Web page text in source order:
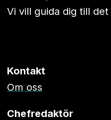
Vi vill guida dig till
Kontakt
Om oss
Chefredaktör